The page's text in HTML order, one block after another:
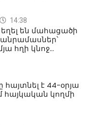
14:38
եղել են մահացածի
հղի կնոջ
հայտնել է 44-օրյա
կողմի